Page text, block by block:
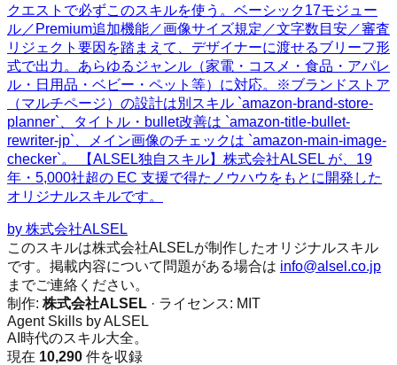
クエストで必ずこのスキルを使う。ベーシック17モジュー
ル／Premium追加機能／画像サイズ規定／文字数目安／審査
リジェクト要因を踏まえて、デザイナーに渡せるブリーフ形
式で出力。あらゆるジャンル（家電・コスメ・食品・アパレ
ル・日用品・ベビー・ペット等）に対応。※ブランドストア
（マルチページ）の設計は別スキル `amazon-brand-store-
planner`、タイトル・bullet改善は `amazon-title-bullet-
rewriter-jp`、メイン画像のチェックは `amazon-main-image-
checker`。 【ALSEL独自スキル】株式会社ALSEL が、19
年・5,000社超の EC 支援で得たノウハウをもとに開発した
オリジナルスキルです。
by 株式会社ALSEL
このスキルは株式会社ALSELが制作したオリジナルスキル
です。掲載内容について問題がある場合は info@alsel.co.jp
までご連絡ください。
制作: 株式会社ALSEL · ライセンス: MIT
Agent Skills by ALSEL
AI時代のスキル大全。
現在 10,290 件を収録